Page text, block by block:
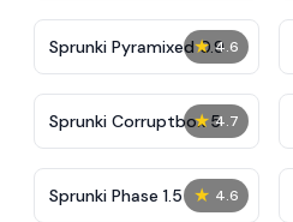
★ 4.6
Sprunki Pyramixed 0.9
★ 4.7
Sprunki Corruptbox 5
★ 4.6
Sprunki Phase 1.5